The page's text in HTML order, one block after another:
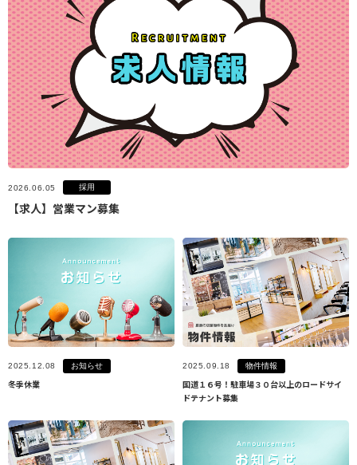
2026.06.05 採用
【求人】営業マン募集
2025.12.08 お知らせ
冬季休業
2025.09.18 物件情報
国道１６号！駐車場３０台以上のロードサイ
ドテナント募集